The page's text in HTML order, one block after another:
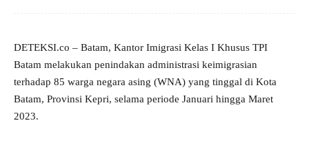
DETEKSI.co – Batam, Kantor Imigrasi Kelas I Khusus TPI
Batam melakukan penindakan administrasi keimigrasian
terhadap 85 warga negara asing (WNA) yang tinggal di Kota
Batam, Provinsi Kepri, selama periode Januari hingga Maret
2023.